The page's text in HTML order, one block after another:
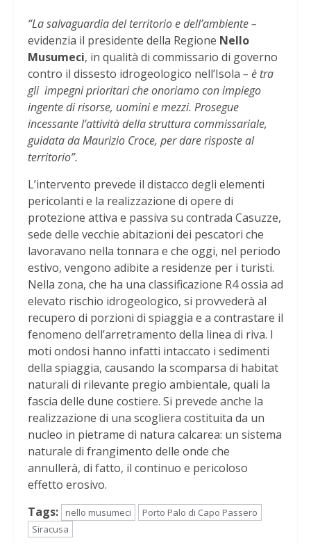
“La salvaguardia del territorio e dell’ambiente –
evidenzia il presidente della Regione Nello
Musumeci, in qualità di commissario di governo
contro il dissesto idrogeologico nell’Isola – è tra
gli impegni prioritari che onoriamo con impiego
ingente di risorse, uomini e mezzi. Prosegue
incessante l’attività della struttura commissariale,
guidata da Maurizio Croce, per dare risposte al
territorio”.
L’intervento prevede il distacco degli elementi
pericolanti e la realizzazione di opere di
protezione attiva e passiva su contrada Casuzze,
sede delle vecchie abitazioni dei pescatori che
lavoravano nella tonnara e che oggi, nel periodo
estivo, vengono adibite a residenze per i turisti.
Nella zona, che ha una classificazione R4 ossia ad
elevato rischio idrogeologico, si provvederà al
recupero di porzioni di spiaggia e a contrastare il
fenomeno dell’arretramento della linea di riva. I
moti ondosi hanno infatti intaccato i sedimenti
della spiaggia, causando la scomparsa di habitat
naturali di rilevante pregio ambientale, quali la
fascia delle dune costiere. Si prevede anche la
realizzazione di una scogliera costituita da un
nucleo in pietrame di natura calcarea: un sistema
naturale di frangimento delle onde che
annullerà, di fatto, il continuo e pericoloso
effetto erosivo.
Tags:
nello musumeci
Porto Palo di Capo Passero
Siracusa